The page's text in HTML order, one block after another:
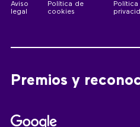
Aviso
legal
Política de
cookies
Política
Premios y